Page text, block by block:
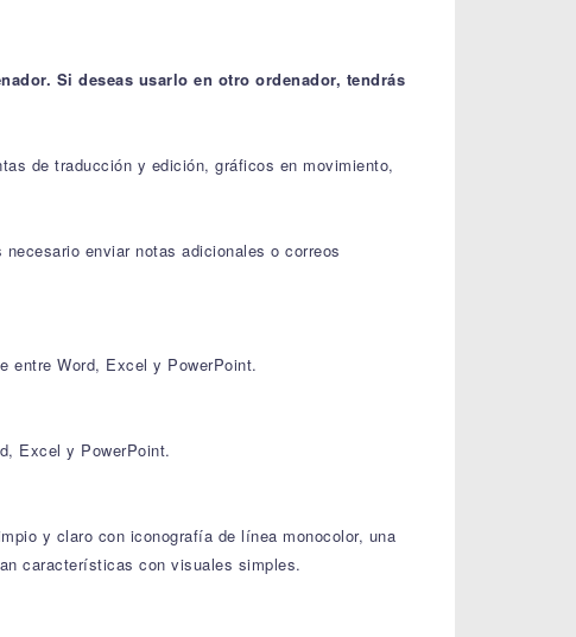
Si deseas usarlo en otro ordenador, tendrás
de traducción y edición, gráficos en movimiento,
enviar notas adicionales o correos
entre Word, Excel y PowerPoint.
Excel y PowerPoint.
y claro con iconografía de línea monocolor, una
características con visuales simples.